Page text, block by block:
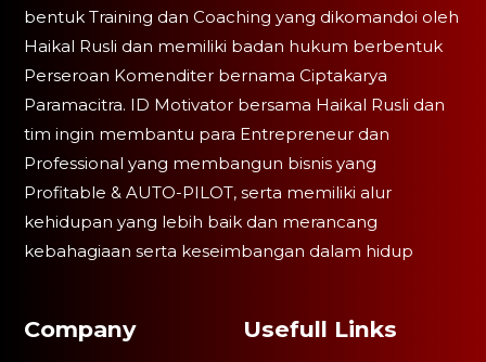
bentuk Training dan Coaching yang dikomandoi oleh
Haikal Rusli dan memiliki badan hukum berbentuk
Perseroan Komenditer bernama Ciptakarya
Paramacitra. ID Motivator bersama Haikal Rusli dan
tim ingin membantu para Entrepreneur dan
Professional yang membangun bisnis yang
Profitable & AUTO-PILOT, serta memiliki alur
kehidupan yang lebih baik dan merancang
kebahagiaan serta keseimbangan dalam hidup
Company Usefull Links